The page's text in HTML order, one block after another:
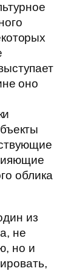
оно
облика
из
не
но и